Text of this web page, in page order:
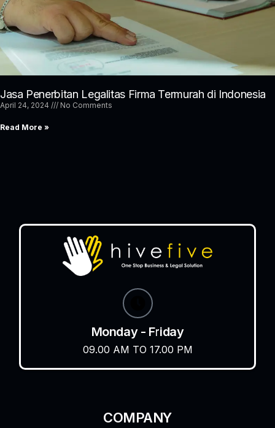
Jasa Penerbitan Legalitas Firma Termurah di Indonesia
April 24, 2024 No Comments
Read More »
Monday - Friday
09.00 AM TO 17.00 PM
COMPANY